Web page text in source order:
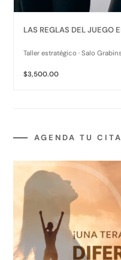
LAS REGLAS DEL JUEGO
Taller estratégico · Salo
$3,500.00
AGENDA TU CITA